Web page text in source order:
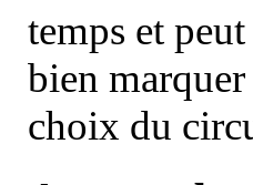
temps et
bien
choix du